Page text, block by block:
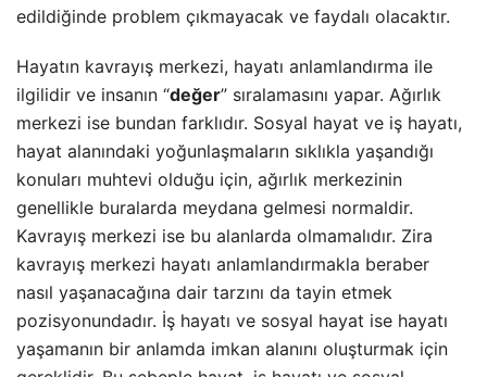
edildiğinde problem çıkmayacak ve faydalı olacaktır.
Hayatın kavrayış merkezi, hayatı anlamlandırma ile
ilgilidir ve insanın “değer” sıralamasını yapar. Ağırlık
merkezi ise bundan farklıdır. Sosyal hayat ve iş hayatı,
hayat alanındaki yoğunlaşmaların sıklıkla yaşandığı
konuları muhtevi olduğu için, ağırlık merkezinin
genellikle buralarda meydana gelmesi normaldir.
Kavrayış merkezi ise bu alanlarda olmamalıdır. Zira
kavrayış merkezi hayatı anlamlandırmakla beraber
nasıl yaşanacağına dair tarzını da tayin etmek
pozisyonundadır. İş hayatı ve sosyal hayat ise hayatı
yaşamanın bir anlamda imkan alanını oluşturmak için